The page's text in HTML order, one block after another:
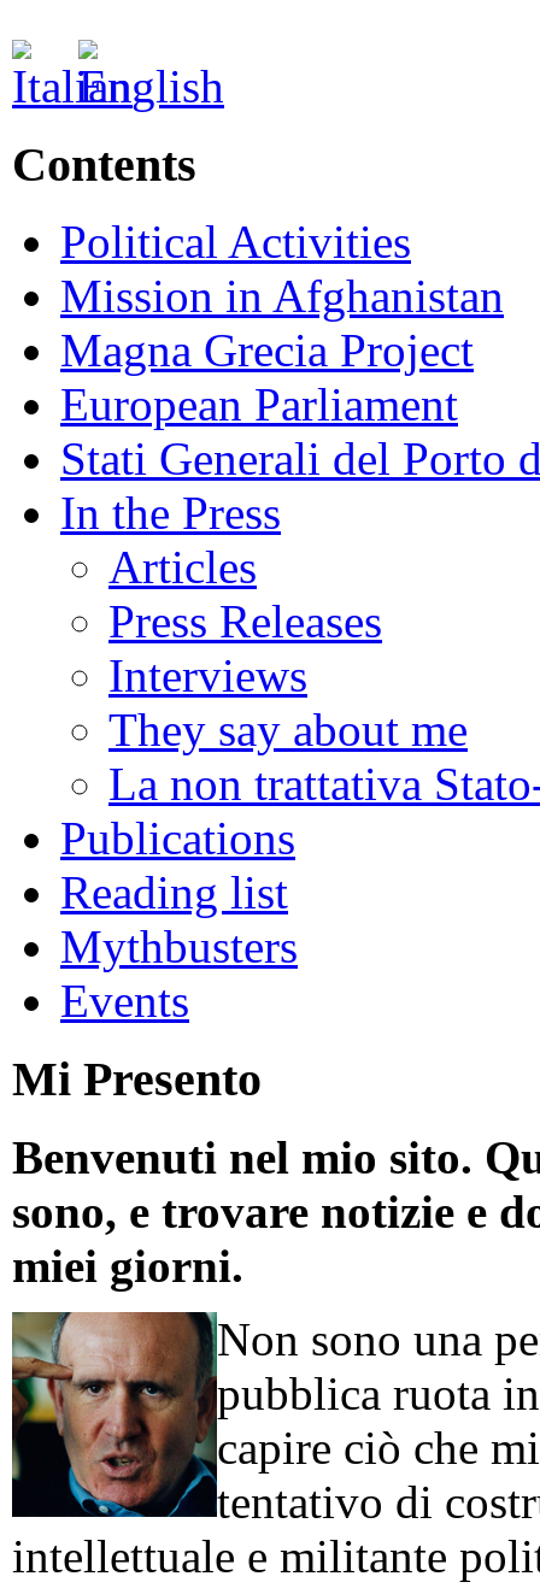
Contents
Political Activities
Mission in Afghanistan
Magna Grecia Project
European Parliament
Stati Generali del Porto
In the Press
Articles
Press Releases
Interviews
They say about me
La non trattativa
Publications
Reading list
Mythbusters
Events
Mi Presento
Benvenuti nel mio sito.
sono, e trovare notizie e
miei giorni.
Non sono una
pubblica ruota
capire ciò che
tentativo di
intellettuale e militante